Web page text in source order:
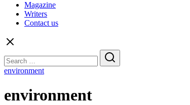
Magazine
Writers
Contact us
for:
environment
environment